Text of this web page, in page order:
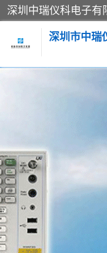
深圳市中瑞
电阻-功率计
万用表
蓝牙测试仪
过程校验仪